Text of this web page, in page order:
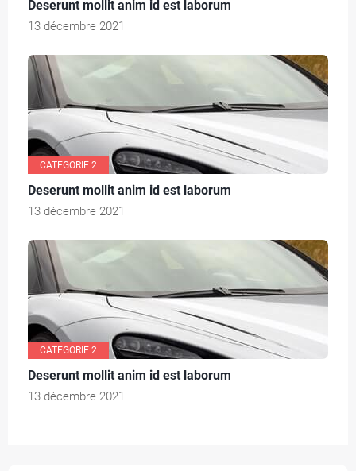
Deserunt mollit anim id est laborum
13 décembre 2021
CATEGORIE 2
Deserunt mollit anim id est laborum
13 décembre 2021
CATEGORIE 2
Deserunt mollit anim id est laborum
13 décembre 2021